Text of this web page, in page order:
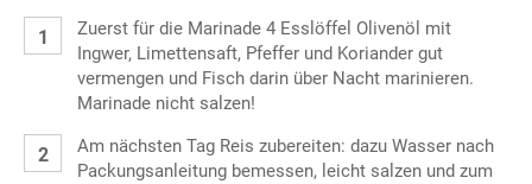
Zuerst für die Marinade 4 Esslöffel Olivenöl mit
Ingwer, Limettensaft, Pfeffer und Koriander gut
vermengen und Fisch darin über Nacht marinieren.
Marinade nicht salzen!
Am nächsten Tag Reis zubereiten: dazu Wasser nach
Packungsanleitung bemessen, leicht salzen und zum